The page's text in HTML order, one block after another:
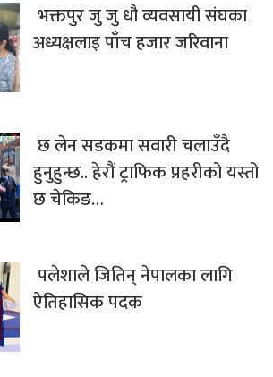
भक्तपुर जु जु धौ व्यवसायी संघका
अध्यक्षलाइ पाँच हजार जरिवाना
छ लेन सडकमा सवारी चलाउँदै
हुनुहुन्छ.. हेरौं ट्राफिक प्रहरीको यस्तो
छ चेकिङ…
पलेशाले जितिन् नेपालका लागि
ऐतिहासिक पदक